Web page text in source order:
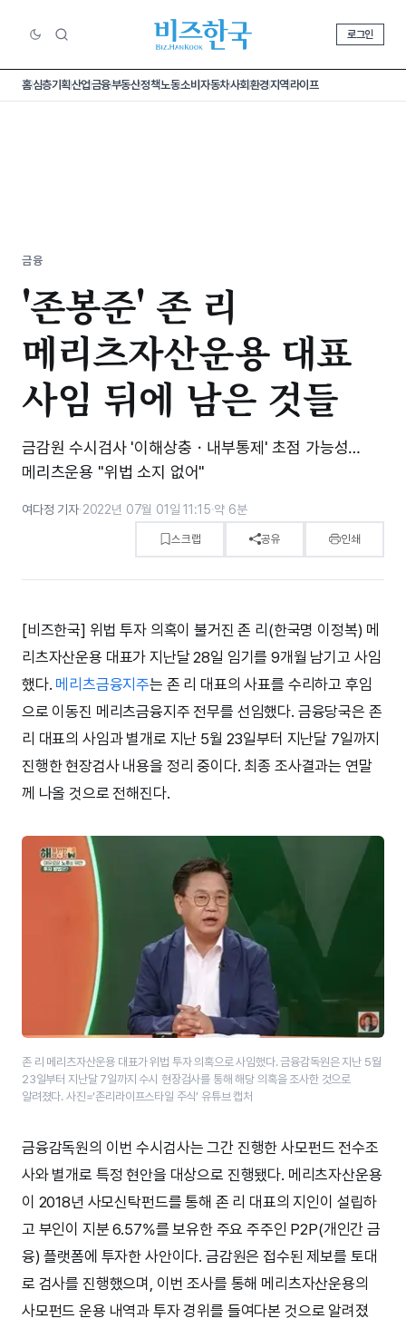
로그인
홈심층기획산업금융부동산정책노동소비 자동차사회환경지역라이프
금융
'존봉준' 존 리
메리츠자산운용 대표
사임 뒤에 남은 것들
금감원 수시검사 '이해상충・내부통제' 초점 가능성…
메리츠운용 "위법 소지 없어"
여다정 기자·2022년 07월 01일 11:15·약 6분
스크랩 공유 인쇄
[비즈한국] 위법 투자 의혹이 불거진 존 리(한국명 이정복) 메
리츠자산운용 대표가 지난달 28일 임기를 9개월 남기고 사임
했다. 메리츠금융지주는 존 리 대표의 사표를 수리하고 후임
으로 이동진 메리츠금융지주 전무를 선임했다. 금융당국은 존
리 대표의 사임과 별개로 지난 5월 23일부터 지난달 7일까지
진행한 현장검사 내용을 정리 중이다. 최종 조사결과는 연말
께 나올 것으로 전해진다.
존 리 메리츠자산운용 대표가 위법 투자 의혹으로 사임했다. 금융감독원은 지난 5월
23일부터 지난달 7일까지 수시 현장검사를 통해 해당 의혹을 조사한 것으로
알려졌다. 사진=‘존리라이프스타일 주식’ 유튜브 캡처
금융감독원의 이번 수시검사는 그간 진행한 사모펀드 전수조
사와 별개로 특정 현안을 대상으로 진행됐다. 메리츠자산운용
이 2018년 사모신탁펀드를 통해 존 리 대표의 지인이 설립하
고 부인이 지분 6.57%를 보유한 주요 주주인 P2P(개인간 금
융) 플랫폼에 투자한 사안이다. 금감원은 접수된 제보를 토대
로 검사를 진행했으며, 이번 조사를 통해 메리츠자산운용의
사모펀드 운용 내역과 투자 경위를 들여다본 것으로 알려졌